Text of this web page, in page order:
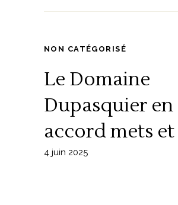
NON CATÉGORISÉ
Le Domaine
Dupasquier en
accord mets
4 juin 2025